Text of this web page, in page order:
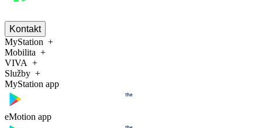
Kontakt
MyStation
Mobilita
VIVA
Služby
MyStation app
eMotion app